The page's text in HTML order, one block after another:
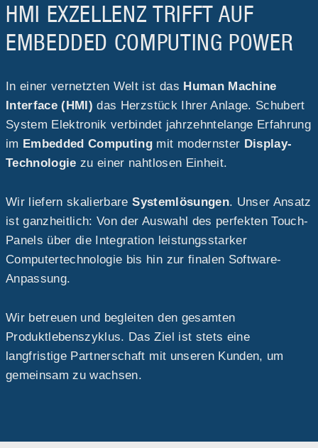
HMI EXZELLENZ TRIFFT AUF
EMBEDDED COMPUTING POWER
In einer vernetzten Welt ist das Human Machine
Interface (HMI) das Herzstück Ihrer Anlage. Schubert
System Elektronik verbindet jahrzehntelange Erfahrung
im Embedded Computing mit modernster Display-
Technologie zu einer nahtlosen Einheit.
Wir liefern skalierbareSystemlösungen. Unser Ansatz
ist ganzheitlich: Von der Auswahl des perfekten Touch-
Panels über die Integration leistungsstarker
Computertechnologie bis hin zur finalen Software-
Anpassung.
Wir betreuen und begleiten den gesamten
Produktlebenszyklus. Das Ziel ist stets eine
langfristige Partnerschaft mit unseren Kunden, um
gemeinsam zu wachsen.